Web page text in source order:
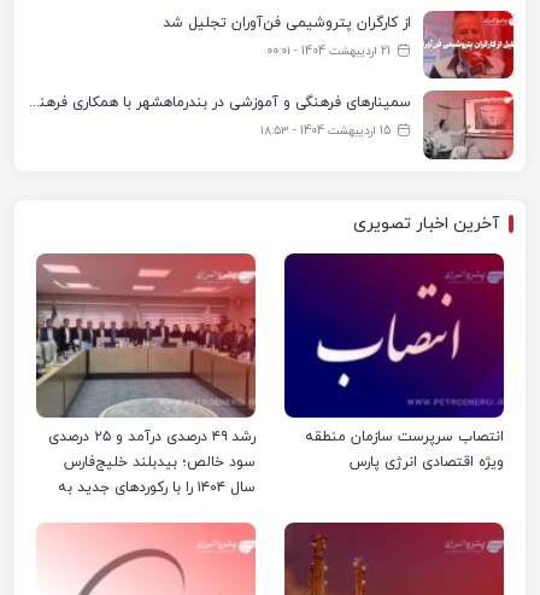
از کارگران پتروشیمی فن‌آوران تجلیل شد
21 اردیبهشت 1404 - ۰۰:۰۱
سمینارهای فرهنگی و آموزشی در بندرماهشهر با همکاری فرهنگ‌سرای پتروشیمی مارون
15 اردیبهشت 1404 - ۱۸:۵۳
آخرین اخبار تصویری
انتصاب سرپرست سازمان منطقه
ویژه اقتصادی انرژی پارس
رشد ۴۹ درصدی درآمد و ۲۵ درصدی
سود خالص؛ بیدبلند خلیج‌فارس
سال ۱۴۰۴ را با رکوردهای جدید به